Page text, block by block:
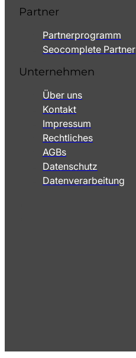
Partner
Partnerprogramm
Seocomplete Partner
Unternehmen
Über uns
Kontakt
Impressum
Rechtliches
AGBs
Datenschutz
Datenverarbeitung